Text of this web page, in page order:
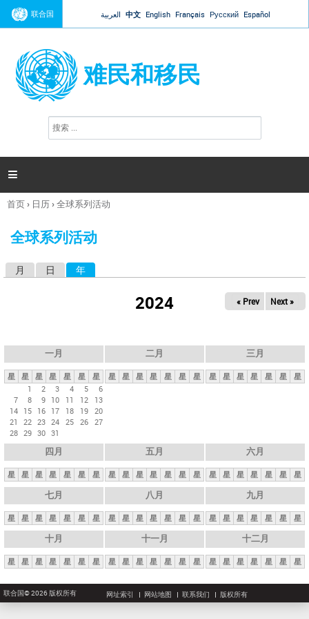
Jump to navigation
联合国 العربية 中文 English Français Русский Español
难民和移民
搜
索

你
这
首页› 日历›全球系列活动
全球系列活动
月 日 年
2024 « Prev Next »
一月
星 星 星 星 星 星
星
1
2 3 4 5
6
7
8 9 10 11 12
13
14 15 16 17 18 19 20
21
22 23 24 25 26 27
28 29 30 31
二月
星 星 星 星 星 星 星
三月
星 星 星 星 星 星 星
四月
星 星 星 星 星 星 星
五月
星 星 星 星 星 星 星
六月
星 星 星 星 星 星 星
七月
星 星 星 星 星 星 星
八月
星 星 星 星 星 星 星
九月
星 星 星 星 星 星 星
十月
星 星 星 星 星 星 星
十一月
星 星 星 星 星 星 星
十二月
星 星 星 星 星 星 星
联合国© 2026 版权所有 网址索引 网站地图 联系我们 版权所有